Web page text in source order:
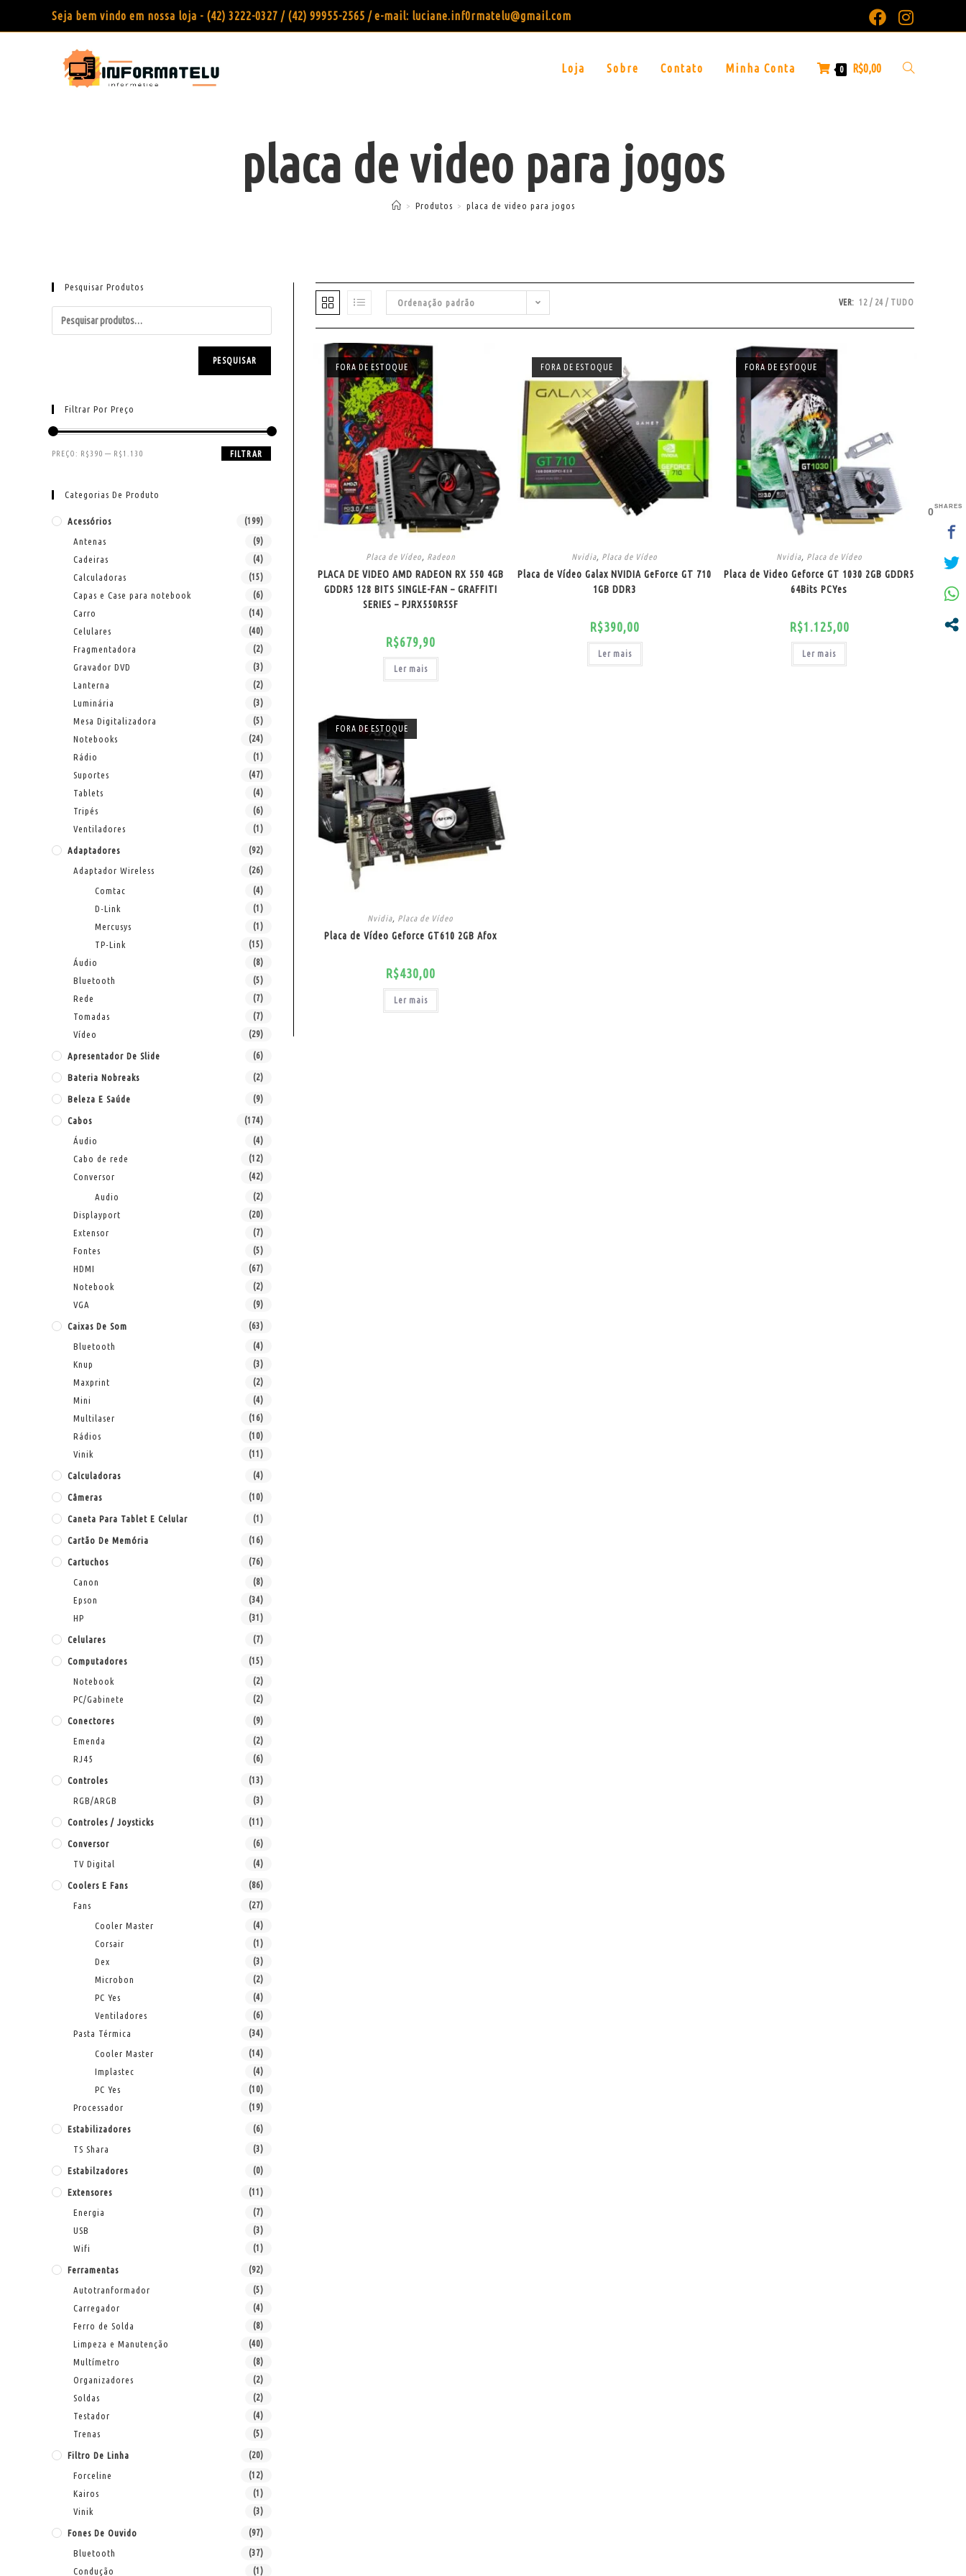
Seja bem vindo em nossa loja - (42) 3222-0327 / (42) 99955-2565 / e-mail: luciane.inf0rmatelu@gmail.com
Loja Sobre Contato Minha Conta 0 R$0,00
placa de video para jogos
> Produtos > placa de video para jogos
Ordenação padrão VER: 12 24 TUDO
FORA DE ESTOQUE
Placa de Vídeo, Radeon
PLACA DE VIDEO AMD RADEON RX 550 4GB
GDDR5 128 BITS SINGLE-FAN – GRAFFITI
SERIES – PJRX550R5SF
R$679,90
Ler mais
FORA DE ESTOQUE
Nvidia, Placa de Vídeo
Placa de Vídeo Galax NVIDIA GeForce GT 710
1GB DDR3
R$390,00
Ler mais
FORA DE ESTOQUE
Nvidia, Placa de Vídeo
Placa de Video Geforce GT 1030 2GB GDDR5
64Bits PCYes
R$1.125,00
Ler mais
FORA DE ESTOQUE
Nvidia, Placa de Vídeo
Placa de Vídeo Geforce GT610 2GB Afox
R$430,00
Ler mais
Pesquisar Produtos
PESQUISAR
Filtrar Por Preço
FILTRAR
PREÇO: R$390 — R$1.130
Categorias De Produto
Acessórios (199)
Antenas (9)
Cadeiras (4)
Calculadoras (15)
Capas e Case para notebook (6)
Carro (14)
Celulares (40)
Fragmentadora (2)
Gravador DVD (3)
Lanterna (2)
Luminária (3)
Mesa Digitalizadora (5)
Notebooks (24)
Rádio (1)
Suportes (47)
Tablets (4)
Tripés (6)
Ventiladores (1)
Adaptadores (92)
Adaptador Wireless (26)
Comtac (4)
D-Link (1)
Mercusys (1)
TP-Link (15)
Áudio (8)
Bluetooth (5)
Rede (7)
Tomadas (7)
Vídeo (29)
Apresentador De Slide (6)
Bateria Nobreaks (2)
Beleza E Saúde (9)
Cabos (174)
Áudio (4)
Cabo de rede (12)
Conversor (42)
Audio (2)
Displayport (20)
Extensor (7)
Fontes (5)
HDMI (67)
Notebook (2)
VGA (9)
Caixas De Som (63)
Bluetooth (4)
Knup (3)
Maxprint (2)
Mini (4)
Multilaser (16)
Rádios (10)
Vinik (11)
Calculadoras (4)
Câmeras (10)
Caneta Para Tablet E Celular (1)
Cartão De Memória (16)
Cartuchos (76)
Canon (8)
Epson (34)
HP (31)
Celulares (7)
Computadores (15)
Notebook (2)
PC/Gabinete (2)
Conectores (9)
Emenda (2)
RJ45 (6)
Controles (13)
RGB/ARGB (3)
Controles / Joysticks (11)
Conversor (6)
TV Digital (4)
Coolers E Fans (86)
Fans (27)
Cooler Master (4)
Corsair (1)
Dex (3)
Microbon (2)
PC Yes (4)
Ventiladores (6)
Pasta Térmica (34)
Cooler Master (14)
Implastec (4)
PC Yes (10)
Processador (19)
Estabilizadores (6)
TS Shara (3)
Estabilzadores (0)
Extensores (11)
Energia (7)
USB (3)
Wifi (1)
Ferramentas (92)
Autotranformador (5)
Carregador (4)
Ferro de Solda (8)
Limpeza e Manutenção (40)
Multímetro (8)
Organizadores (2)
Soldas (2)
Testador (4)
Trenas (5)
Filtro De Linha (20)
Forceline (12)
Kairos (1)
Vinik (3)
Fones De Ouvido (97)
Bluetooth (37)
Condução (1)
0SHARES